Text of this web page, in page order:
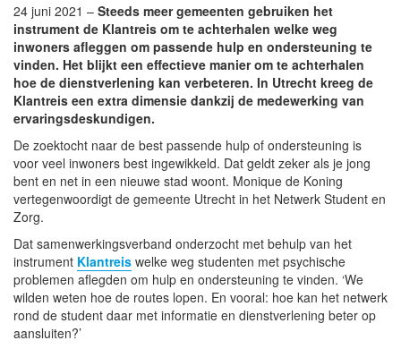
24 juni 2021 – Steeds meer gemeenten gebruiken het
instrument de Klantreis om te achterhalen welke weg
inwoners afleggen om passende hulp en ondersteuning te
vinden. Het blijkt een effectieve manier om te achterhalen
hoe de dienstverlening kan verbeteren. In Utrecht kreeg de
Klantreis een extra dimensie dankzij de medewerking van
ervaringsdeskundigen.
De zoektocht naar de best passende hulp of ondersteuning is
voor veel inwoners best ingewikkeld. Dat geldt zeker als je jong
bent en net in een nieuwe stad woont. Monique de Koning
vertegenwoordigt de gemeente Utrecht in het Netwerk Student en
Zorg.
Dat samenwerkingsverband onderzocht met behulp van het
instrument Klantreis welke weg studenten met psychische
problemen aflegden om hulp en ondersteuning te vinden. ‘We
wilden weten hoe de routes lopen. En vooral: hoe kan het netwerk
rond de student daar met informatie en dienstverlening beter op
aansluiten?’